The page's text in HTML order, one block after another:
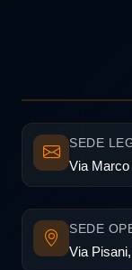
SEDE
Via Marco
SEDE
Via